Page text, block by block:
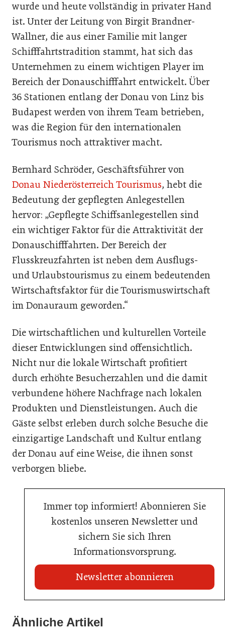
wurde und heute vollständig in privater Hand
ist. Unter der Leitung von Birgit Brandner-
Wallner, die aus einer Familie mit langer
Schifffahrtstradition stammt, hat sich das
Unternehmen zu einem wichtigen Player im
Bereich der Donauschifffahrt entwickelt. Über
36 Stationen entlang der Donau von Linz bis
Budapest werden von ihrem Team betrieben,
was die Region für den internationalen
Tourismus noch attraktiver macht.
Bernhard Schröder, Geschäftsführer von
Donau Niederösterreich Tourismus, hebt die
Bedeutung der gepflegten Anlegestellen
hervor: „Gepflegte Schiffsanlegestellen sind
ein wichtiger Faktor für die Attraktivität der
Donauschifffahrten. Der Bereich der
Flusskreuzfahrten ist neben dem Ausflugs-
und Urlaubstourismus zu einem bedeutenden
Wirtschaftsfaktor für die Tourismuswirtschaft
im Donauraum geworden.“
Die wirtschaftlichen und kulturellen Vorteile
dieser Entwicklungen sind offensichtlich.
Nicht nur die lokale Wirtschaft profitiert
durch erhöhte Besucherzahlen und die damit
verbundene höhere Nachfrage nach lokalen
Produkten und Dienstleistungen. Auch die
Gäste selbst erleben durch solche Besuche die
einzigartige Landschaft und Kultur entlang
der Donau auf eine Weise, die ihnen sonst
verborgen bliebe.
Immer top informiert! Abonnieren Sie
kostenlos unseren Newsletter und
sichern Sie sich Ihren
Informationsvorsprung.
Newsletter abonnieren
Ähnliche Artikel
Travel Start-up Night 2026: Beste Tourismus-Idee